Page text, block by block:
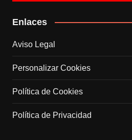
Enlaces
Aviso Legal
Personalizar Cookies
Política de Cookies
Política de Privacidad